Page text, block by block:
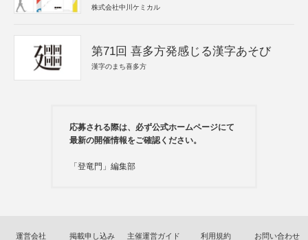
株式会社中川ケミカル
第71回 喜多方発感じる漢字あそび
漢字のまち喜多方
応募される際は、必ず公式ホームページにて
最新の開催情報をご確認ください。
「登竜門」編集部
運営会社 掲載申し込み 主催運営ガイド 利用規約 お問い合わせ